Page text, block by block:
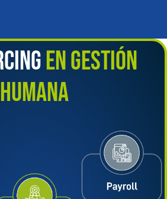
EN GESTIÓN
HUMANA